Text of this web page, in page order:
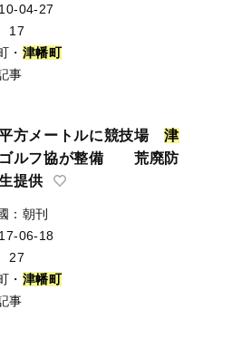
04-27
17
・ 津幡町
事
方メートルに競技場津
ゴルフ協が整備 荒廃防
提供
：朝刊
06-18
27
・ 津幡町
事